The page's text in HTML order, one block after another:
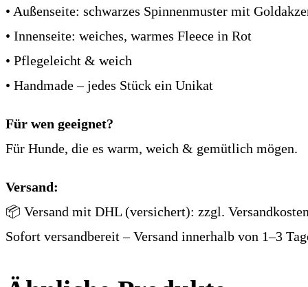
cm)
Menge
• Außenseite: schwarzes Spinnenmuster mit
• Innenseite: weiches, warmes Fleece in Rot
• Pflegeleicht & weich
• Handmade – jedes Stück ein Unikat
Für wen geeignet?
Für Hunde, die es warm, weich & gemütlich mögen.
Versand:
📦 Versand mit DHL (versichert): zzgl.
Sofort versandbereit – Versand innerhalb von 1–3